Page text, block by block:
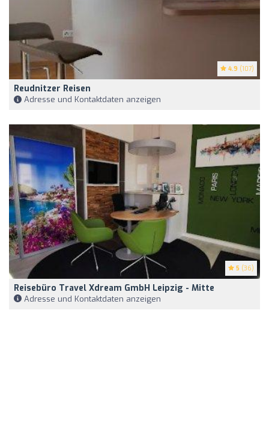
4.9 (107)
Reudnitzer Reisen
Adresse und Kontaktdaten anzeigen
5 (36)
Reisebüro Travel Xdream GmbH Leipzig - Mitte
Adresse und Kontaktdaten anzeigen